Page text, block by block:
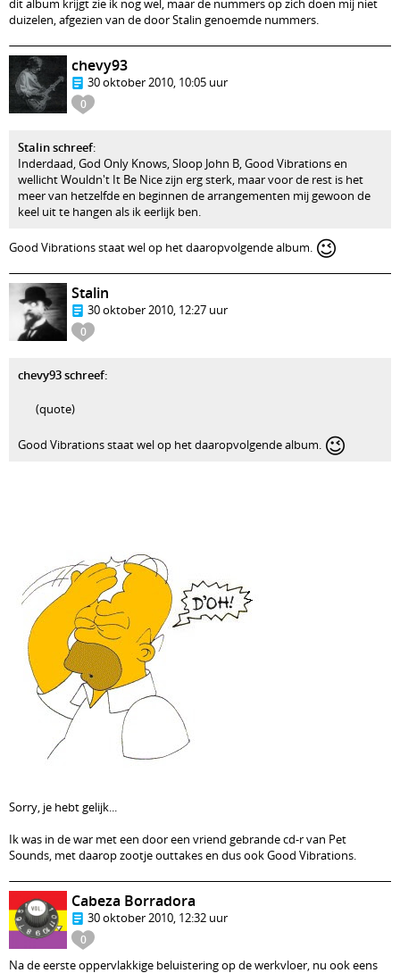
dit album krijgt zie ik nog wel, maar de nummers op zich doen mij niet
duizelen, afgezien van de door Stalin genoemde nummers.
0
chevy93
30 oktober 2010, 10:05 uur
Stalin schreef:
Inderdaad, God Only Knows, Sloop John B, Good Vibrations en
wellicht Wouldn't It Be Nice zijn erg sterk, maar voor de rest is het
meer van hetzelfde en beginnen de arrangementen mij gewoon de
keel uit te hangen als ik eerlijk ben.
Good Vibrations staat wel op het daaropvolgende album. 😉
0
Stalin
30 oktober 2010, 12:27 uur
chevy93 schreef:
(quote)
Good Vibrations staat wel op het daaropvolgende album. 😉
Sorry, je hebt gelijk...
Ik was in de war met een door een vriend gebrande cd-r van Pet
Sounds, met daarop zootje outtakes en dus ook Good Vibrations.
0
Cabeza Borradora
30 oktober 2010, 12:32 uur
Na de eerste oppervlakkige beluistering op de werkvloer, nu ook eens